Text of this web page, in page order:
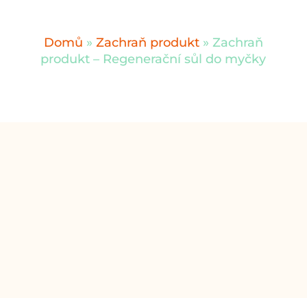
Domů » Zachraň produkt» Zachraň
produkt – Regenerační sůl do myčky